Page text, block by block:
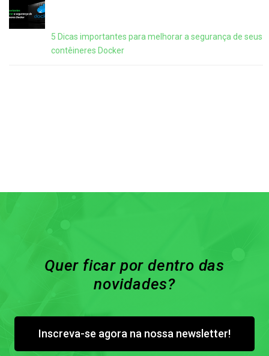
5 Dicas importantes para melhorar a segurança de seus
contêineres Docker
Quer ficar por dentro das
novidades?
Inscreva-se agora na nossa newsletter!